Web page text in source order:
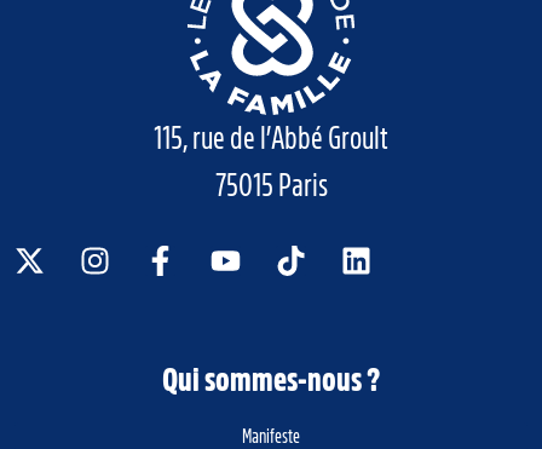
115, rue de l’Abbé Groult
75015 Paris
Qui sommes-nous ?
Manifeste